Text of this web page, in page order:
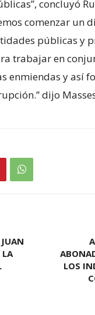
concluyó
comenzar un
públicas y
trabajar en
enmiendas y así
dijo
JUAN
LA
LOS